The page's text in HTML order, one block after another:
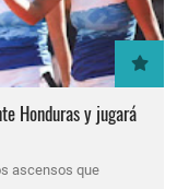
Honduras y jugará
ascensos que